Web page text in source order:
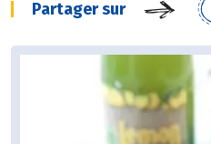
Partager sur